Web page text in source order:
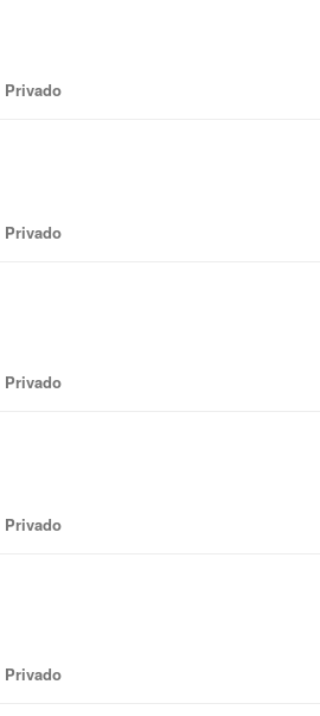
Privado
Privado
Privado
Privado
Privado